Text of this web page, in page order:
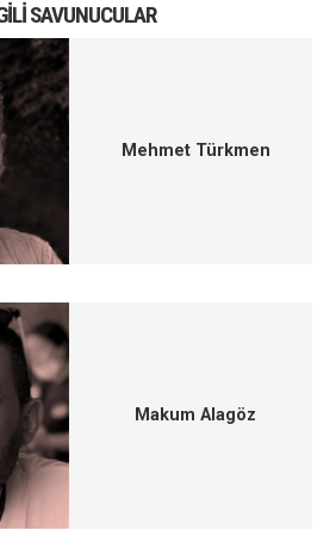
SAVUNUCULAR
Mehmet Türkmen
Makum Alagöz